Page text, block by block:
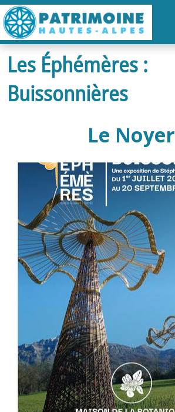
ACCUEIL
CARTE
RANDONNÉES
ORGANISER SON SÉJOUR
RECHERCHER
FR
GB
Les Éphémères :
Buissonnières
Le Noyer